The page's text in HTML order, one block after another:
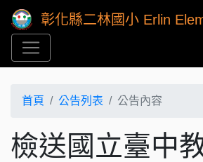
彰化縣二林國小 Erlin
首頁 公告列表 公告內容
檢送國立臺中